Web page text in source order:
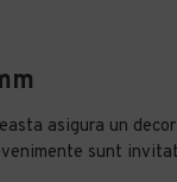
asigura un
sunt